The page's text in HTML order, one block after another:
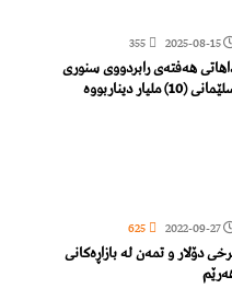
2025-08-15
355
هەفتەی رابردووی سنوری
(10) ملیار دیناربووە
2022-09-27
625
دۆلار و تمەن لە بازاڕەكانی